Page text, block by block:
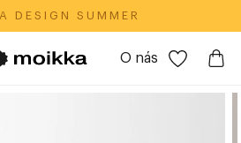
D E S I G N‎ ‎ ‎ S U M M E R
O nás